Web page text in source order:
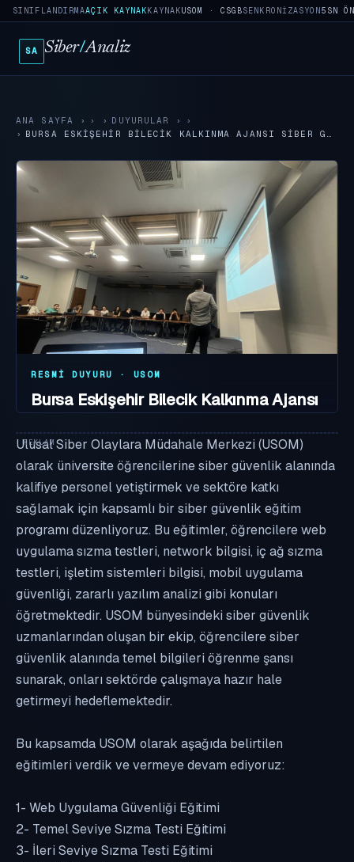
SINIFLANDIRMAAÇIK KAYNAKKAYNAKUSOM · CSGBSENKRONIZASYON5SN
SA Siber/Analiz
ANA SAYFA › DUYURULAR
›
BURSA ESKIŞEHIR BILECIK KALKINMA AJANSI SIBER G…
RESMI DUYURU · USOM
Bursa Eskişehir Bilecik Kalkınma Ajansı
29.08.2022·Dil: TR·USOM #163
Ulusal Siber Olaylara Müdahale Merkezi (USOM)
olarak üniversite öğrencilerine siber güvenlik alanında
kalifiye personel yetiştirmek ve sektöre katkı
sağlamak için kapsamlı bir siber güvenlik eğitim
programı düzenliyoruz. Bu eğitimler, öğrencilere web
uygulama sızma testleri, network bilgisi, iç ağ sızma
testleri, işletim sistemleri bilgisi, mobil uygulama
güvenliği, zararlı yazılım analizi gibi konuları
öğretmektedir. USOM bünyesindeki siber güvenlik
uzmanlarından oluşan bir ekip, öğrencilere siber
güvenlik alanında temel bilgileri öğrenme şansı
sunarak, onları sektörde çalışmaya hazır hale
getirmeyi hedeflemektedir.
Bu kapsamda USOM olarak aşağıda belirtilen
eğitimleri verdik ve vermeye devam ediyoruz:
1- Web Uygulama Güvenliği Eğitimi
2- Temel Seviye Sızma Testi Eğitimi
3- İleri Seviye Sızma Testi Eğitimi